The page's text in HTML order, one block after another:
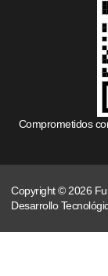
Comprometidos
Copyright © 2026
Desarrollo